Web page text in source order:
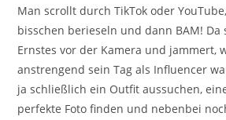
Man scrollt durch TikTok oder
bisschen berieseln und dann BAM!
Ernstes vor der Kamera und jammert,
anstrengend sein Tag als Influencer
ja schließlich ein Outfit aussuchen,
perfekte Foto finden und nebenbei